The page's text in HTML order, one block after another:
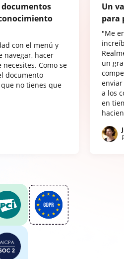
con el menú y
navegar, hacer
Como se
documento
no tienes que
Un
para
"Me
un
a los
en